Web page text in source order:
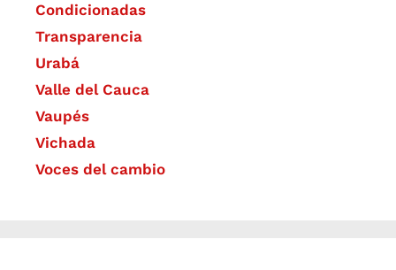
Condicionadas
Transparencia
Urabá
Valle del Cauca
Vaupés
Vichada
Voces del cambio